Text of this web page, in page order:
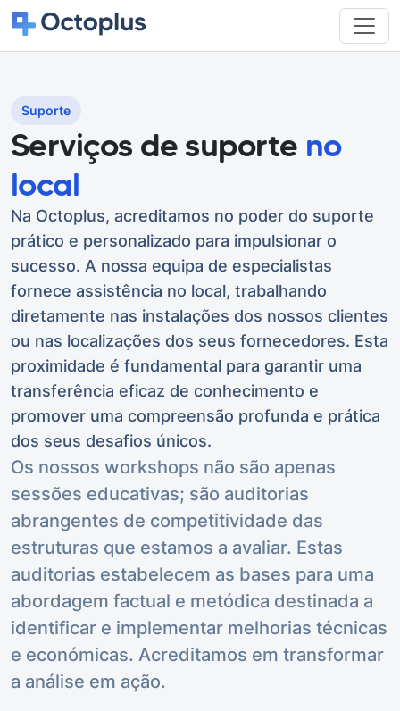
Suporte
Serviços de suporte no
local
Na Octoplus, acreditamos no poder do suporte
prático e personalizado para impulsionar o
sucesso. A nossa equipa de especialistas
fornece assistência no local, trabalhando
diretamente nas instalações dos nossos clientes
ou nas localizações dos seus fornecedores. Esta
proximidade é fundamental para garantir uma
transferência eficaz de conhecimento e
promover uma compreensão profunda e prática
dos seus desafios únicos.
Os nossos workshops não são apenas
sessões educativas; são auditorias
abrangentes de competitividade das
estruturas que estamos a avaliar. Estas
auditorias estabelecem as bases para uma
abordagem factual e metódica destinada a
identificar e implementar melhorias técnicas
e económicas. Acreditamos em transformar
a análise em ação.